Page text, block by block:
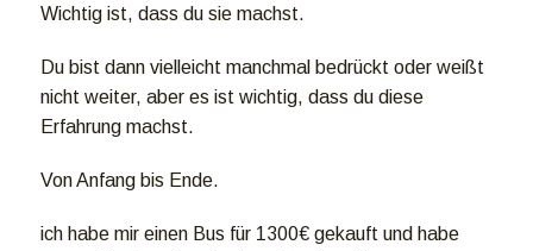
Wichtig ist, dass du sie machst.
Du bist dann vielleicht manchmal bedrückt oder weißt
nicht weiter, aber es ist wichtig, dass du diese
Erfahrung machst.
Von Anfang bis Ende.
ich habe mir einen Bus für 1300€ gekauft und habe